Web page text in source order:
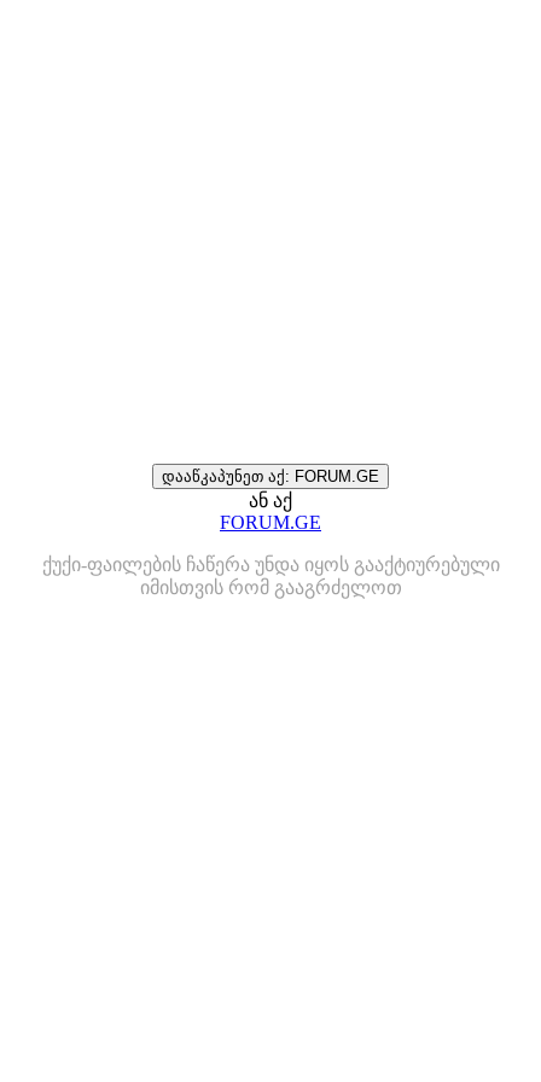
დააწკაპუნეთ აქ: FORUM.GE
ან აქ
FORUM.GE
ქუქი-ფაილების ჩაწერა უნდა იყოს გააქტიურებული
იმისთვის რომ გააგრძელოთ